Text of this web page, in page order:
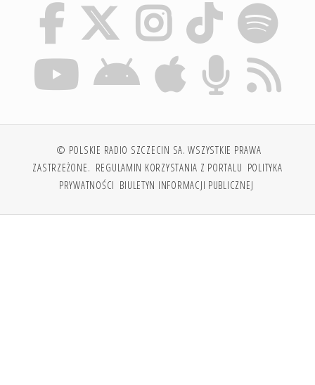
© POLSKIE RADIO SZCZECIN SA. WSZYSTKIE PRAWA
ZASTRZEŻONE. REGULAMIN KORZYSTANIA Z PORTALU POLITYKA
PRYWATNOŚCI BIULETYN INFORMACJI PUBLICZNEJ